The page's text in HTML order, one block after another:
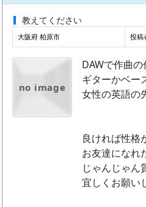
教えてください
大阪府 柏原市 投稿
no image
DAWで作曲
ギターかベー
女性の英語の
良ければ性格
お友達になれ
じゃんじゃん
宜しくお願い